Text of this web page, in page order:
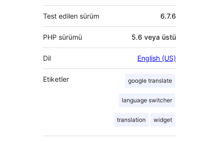
Test edilen sürüm 6.7.6
PHP sürümü 5.6 veya üstü
Dil English (US)
Etiketler google translate
language switcher
translation widget